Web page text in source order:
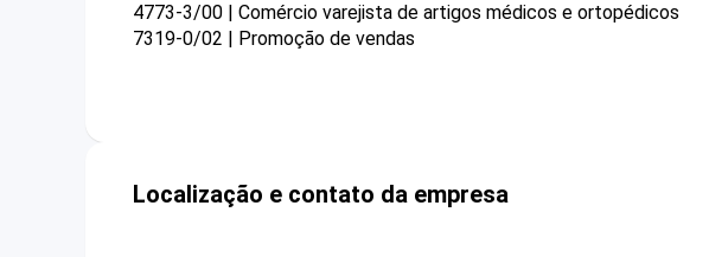
4773-3/00 | Comércio varejista de artigos médicos e ortopédicos
7319-0/02 | Promoção de vendas
Localização e contato da empresa